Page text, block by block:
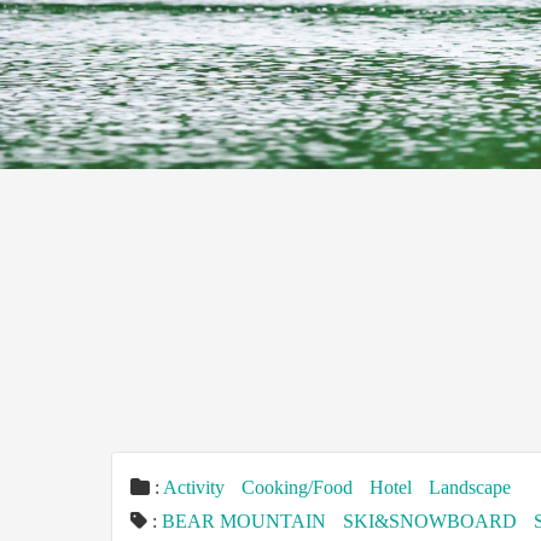
: Activity Cooking/Food Hotel
Landscape
: BEAR MOUNTAIN SKI&SNOWBOARD